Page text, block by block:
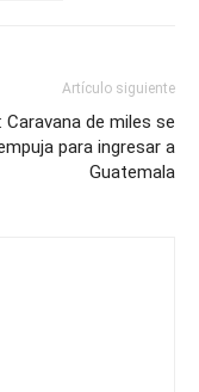
Artículo siguiente
Caravana de miles se
para ingresar a
Guatemala